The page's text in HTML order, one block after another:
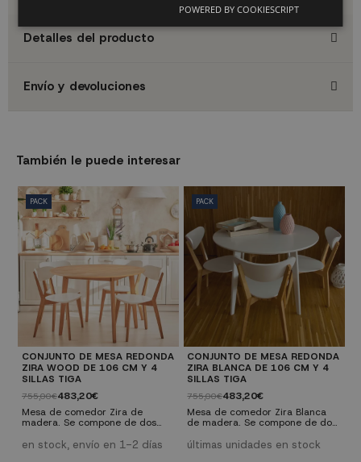
Detalles del producto
Envío y devoluciones
También le puede interesar
PACK
CONJUNTO DE MESA REDONDA
ZIRA WOOD DE 106 CM Y 4
SILLAS TIGA
755,00€483,20€
Mesa de comedor Zira de
madera. Se compone de dos
lacado color blanco y patas
color natural. Silla Tiga de
en stock, envío en 1-2 días
PACK
CONJUNTO DE MESA REDONDA
ZIRA BLANCA DE 106 CM Y 4
SILLAS TIGA
755,00€483,20€
Mesa de comedor Zira Blanca
de madera. Se compone de dos
madera de caucho maciza
últimas unidades en stock
POWERED BY COOKIESCRIPT